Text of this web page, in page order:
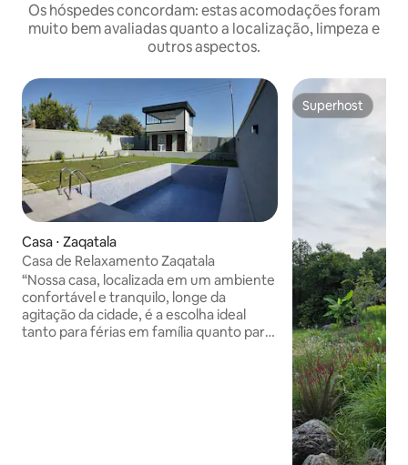
Os hóspedes concordam: estas acomodações foram
muito bem avaliadas quanto a localização, limpeza e
outros aspectos.
Casa ⋅ Zaqatala
Casa de Relaxamento Zaqatala
“Nossa casa, localizada em um ambiente
confortável e tranquilo, longe da
agitação da cidade, é a escolha ideal
tanto para férias em família quanto para
Superhost
Superhost